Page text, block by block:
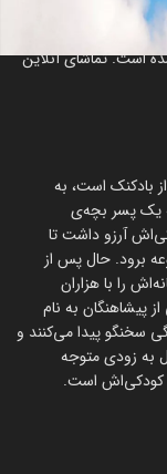
ساخته شده است. تماشای آنلاین
بادکنک است، به
یک پسر بچه‌ی
آرزو داشت تا
برود. حال پس از
را با هزاران
پیشاهنگان به نام
سخنگو پیدا می‌کنند و
به زودی متوجه
کودکی‌اش است.